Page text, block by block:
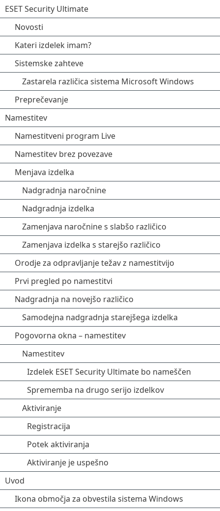
ESET Security Ultimate
Novosti
Kateri izdelek imam?
Sistemske zahteve
Zastarela različica sistema Microsoft Windows
Preprečevanje
Namestitev
Namestitveni program Live
Namestitev brez povezave
Menjava izdelka
Nadgradnja naročnine
Nadgradnja izdelka
Zamenjava naročnine s slabšo različico
Zamenjava izdelka s starejšo različico
Orodje za odpravljanje težav z namestitvijo
Prvi pregled po namestitvi
Nadgradnja na novejšo različico
Samodejna nadgradnja starejšega izdelka
Pogovorna okna – namestitev
Namestitev
Izdelek ESET Security Ultimate bo nameščen
Sprememba na drugo serijo izdelkov
Aktiviranje
Registracija
Potek aktiviranja
Aktiviranje je uspešno
Uvod
Ikona območja za obvestila sistema Windows